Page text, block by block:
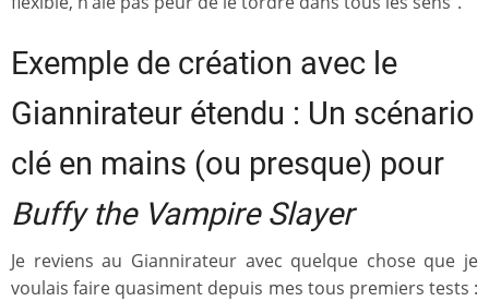
Exemple de création avec le
Giannirateur étendu : Un scénario
clé en mains (ou presque) pour
Buffy the Vampire Slayer
Je reviens au Giannirateur avec quelque chose que je
voulais faire quasiment depuis mes tous premiers tests :